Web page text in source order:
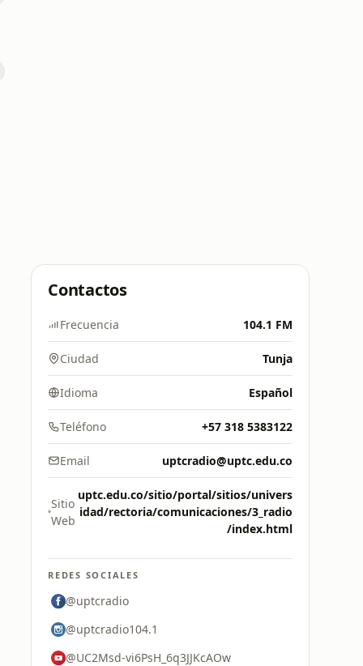
Contactos
Frecuencia 104.1 FM
Ciudad Tunja
Idioma Español
Teléfono +57 318 5383122
Email uptcradio@uptc.edu.co
Sitio
Web
uptc.edu.co/sitio/portal/sitios/univers
idad/rectoria/comunicaciones/3_radio
/index.html
REDES SOCIALES
@uptcradio
@uptcradio104.1
@UC2Msd-vi6PsH_6q3JJKcAOw